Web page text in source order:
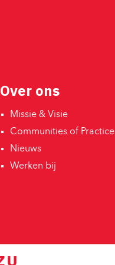
Over ons
Missie & Visie
Communities of Practice
Nieuws
Werken bij